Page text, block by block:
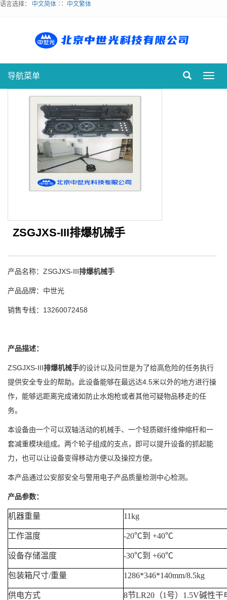
语言选择： 中文简体 ∷ 中文繁体
导航菜单
ZSGJXS-III排爆机械手
产品名称：ZSGJXS-III排爆机械手
产品品牌：中世光
销售专线： 13260072458
产品描述：
ZSGJXS-III排爆机械手的设计以及问世是为了给高危险的任务执行
提供安全专业的帮助。此设备能够在最远达4.5米以外的地方进行操
作，能够远距离完成诸如防止水炮枪或者其他可疑物品移走的任
务。
本设备由一个可以双轴活动的机械手、一个轻质碳纤维伸缩杆和一
套减重模块组成。两个轮子组成的支点，即可以提升设备的抓起能
力，也可以让设备变得移动方便以及操控方便。
本产品通过公安部安全与警用电子产品质量检测中心检测。
产品参数：
机器重量 11kg
工作温度 -20℃到 +40℃
设备存储温度 -30℃到 +60℃
包装箱尺寸/重量 1286*346*140mm/8.5kg
供电方式 8节LR20 （1 号） 1.5V碱性干